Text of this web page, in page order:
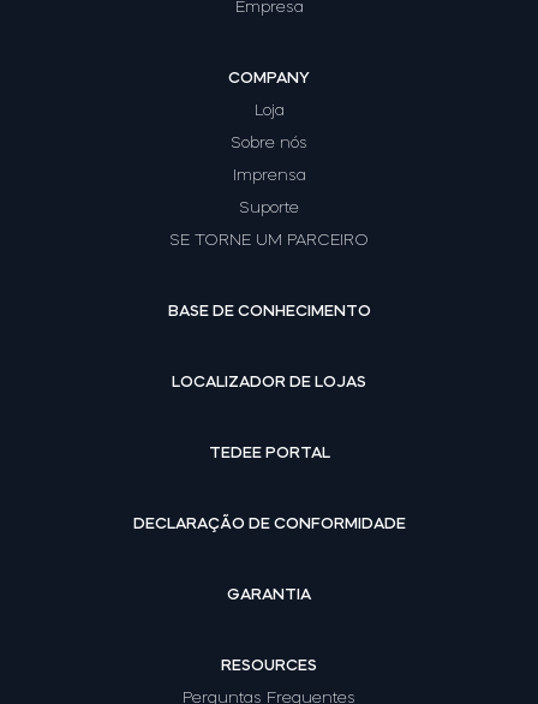
Empresa
COMPANY
Loja
Sobre nós
Imprensa
Suporte
SE TORNE UM PARCEIRO
BASE DE CONHECIMENTO
LOCALIZADOR DE LOJAS
TEDEE PORTAL
DECLARAÇÃO DE CONFORMIDADE
GARANTIA
RESOURCES
Perguntas Frequentes